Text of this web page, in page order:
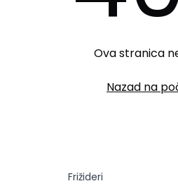
Ova stranica
Nazad na
Frižideri